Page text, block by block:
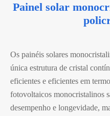
Painel solar
Os painéis solares
única estrutura de cristal
eficientes e eficientes em
fotovoltaicos monocristalinos
desempenho e longevidade,